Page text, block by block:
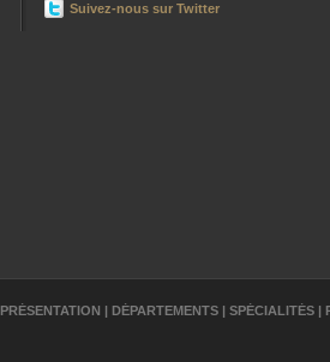
Suivez-nous sur Twitter
PRÉSENTATION | DÉPARTEMENTS | SPÉCIALITÉS |